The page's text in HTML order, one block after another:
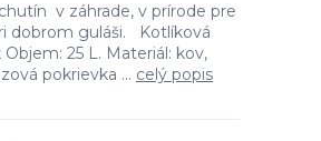
v záhrade, v prírode pre
dobrom guláši. Kotlíková
25 L. Materiál: kov,
pokrievka ... celý popis